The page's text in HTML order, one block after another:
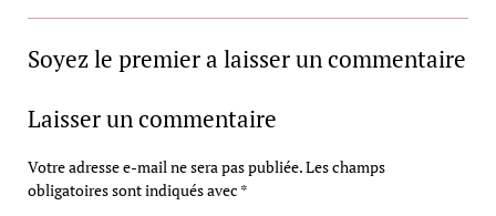
Soyez le premier a laisser un commentaire
Laisser un commentaire
Votre adresse e-mail ne sera pas publiée.Les champs
obligatoires sont indiqués avec *